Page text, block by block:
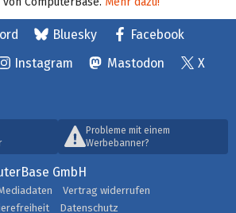
Bluesky
Facebook
Instagram Mastodon
X
Probleme mit einem
Werbebanner?
GmbH
Vertrag widerrufen
Datenschutz